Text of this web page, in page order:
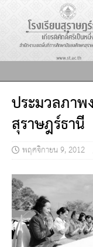
ประมวลภาพ
สุราษฎร์ธานี
พฤศจิกายน 9, 2012